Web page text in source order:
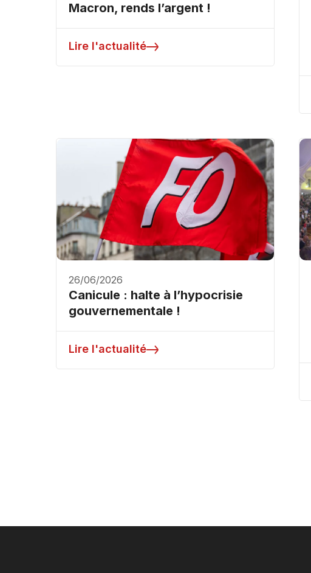
Macron, rends l’argent !
Lire l'actualité
26/06/2026
Canicule : halte à l’hypocrisie
gouvernementale !
Lire l'actualité